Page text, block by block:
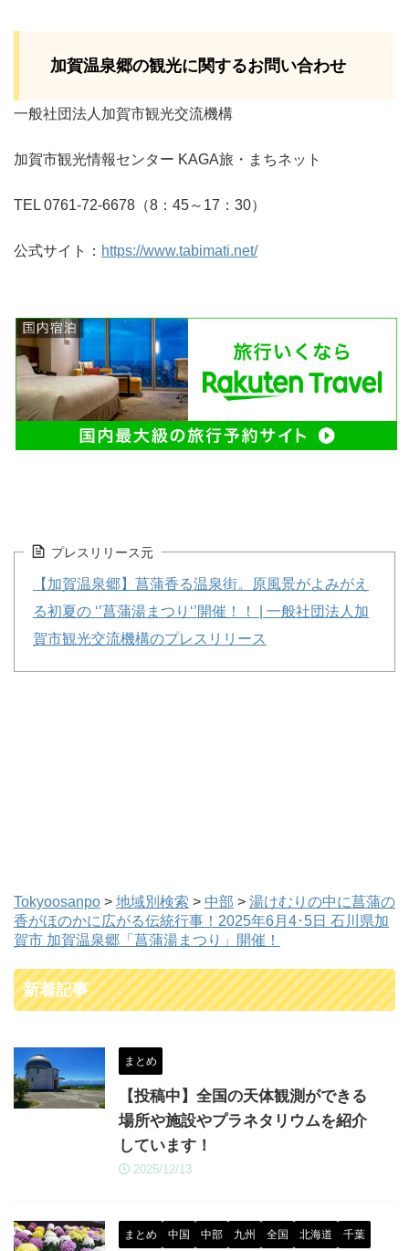
加賀温泉郷の観光に関するお問い合わせ
一般社団法人加賀市観光交流機構
加賀市観光情報センター KAGA旅・まちネット
TEL 0761-72-6678（8：45～17：30）
公式サイト： https://www.tabimati.net/
プレスリリース元
【加賀温泉郷】菖蒲香る温泉街。原風景がよみがえ
る初夏の ‘’菖蒲湯まつり‘’開催！！ | 一般社団法人加
賀市観光交流機構のプレスリリース
Tokyoosanpo > 地域別検索 > 中部 > 湯けむりの中に菖蒲の
香がほのかに広がる伝統行事！2025年6月4･5日 石川県加
賀市 加賀温泉郷「菖蒲湯まつり」開催！
新着記事
まとめ
【投稿中】全国の天体観測ができる
場所や施設やプラネタリウムを紹介
しています！
2025/12/13
まとめ 中国 中部 九州 全国 北海道 千葉